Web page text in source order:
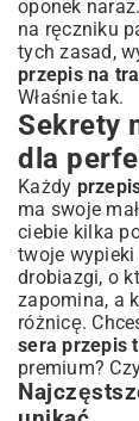
oponek
na ręczniku
tych zasad,
przepis na
Właśnie tak.
Sekrety
dla
Każdy
ma swoje
ciebie kilka
twoje wypieki
drobiazgi, o
zapomina, a
różnicę.
sera przepis
premium?